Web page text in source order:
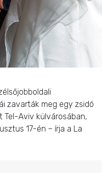
zavarták meg egy zsidó
Tel-Aviv külvárosában,
17-én – írja a La